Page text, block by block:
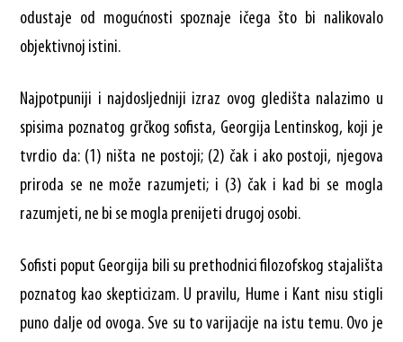
odustaje od mogućnosti spoznaje ičega što bi nalikovalo
objektivnoj istini.
Najpotpuniji i najdosljedniji izraz ovog gledišta nalazimo u
spisima poznatog grčkog sofista, Georgija Lentinskog, koji je
tvrdio da: (1) ništa ne postoji; (2) čak i ako postoji, njegova
priroda se ne može razumjeti; i (3) čak i kad bi se mogla
razumjeti, ne bi se mogla prenijeti drugoj osobi.
Sofisti poput Georgija bili su prethodnici filozofskog stajališta
poznatog kao skepticizam. U pravilu, Hume i Kant nisu stigli
puno dalje od ovoga. Sve su to varijacije na istu temu. Ovo je